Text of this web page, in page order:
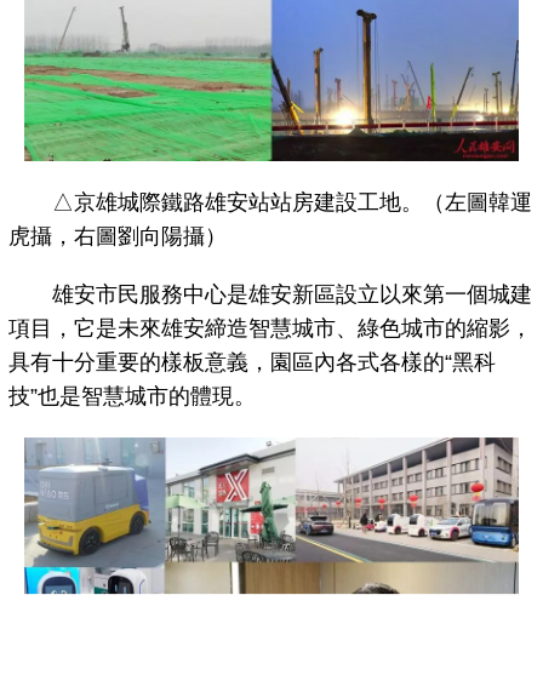
△京雄城際鐵路雄安站站房建設工地。（左圖韓運
虎攝，右圖劉向陽攝）
雄安市民服務中心是雄安新區設立以來第一個城建
項目，它是未來雄安締造智慧城市、綠色城市的縮影，
具有十分重要的樣板意義，園區內各式各樣的“黑科
技”也是智慧城市的體現。